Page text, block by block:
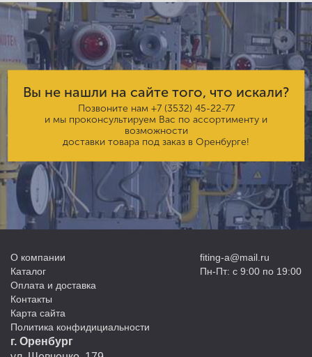
Вы не нашли на сайте того, что искали?
Позвоните нам +7 (3532) 45-22-77
и мы проконсультируем Вас по ассортименту и
возможности
доставки товара под заказ в Оренбурге!
О компании
Каталог
Оплата и доставка
Контакты
Карта сайта
Политика конфидициальности
fiting-a@mail.ru
Пн-Пт: с 9:00 по 19:00
г. Оренбург